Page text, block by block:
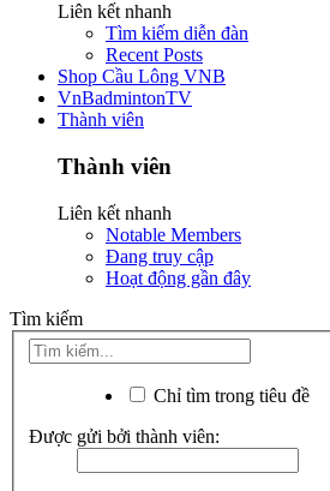
Liên kết nhanh
Tìm kiếm diễn đàn
Recent Posts
Shop Cầu Lông VNB
VnBadmintonTV
Thành viên
Thành viên
Liên kết nhanh
Notable Members
Đang truy cập
Hoạt động gần đây
Tìm kiếm
Chỉ tìm trong tiêu đề
Được gửi bởi thành viên: